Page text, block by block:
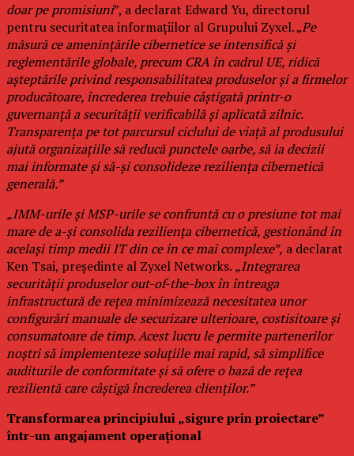
doar pe promisiuni”, a declarat Edward Yu, directorul
pentru securitatea informațiilor al Grupului Zyxel. „Pe
măsură ce amenințările cibernetice se intensifică și
reglementările globale, precum CRA în cadrul UE, ridică
așteptările privind responsabilitatea produselor și a firmelor
producătoare, încrederea trebuie câștigată printr-o
guvernanță a securității verificabilă și aplicată zilnic.
Transparența pe tot parcursul ciclului de viață al produsului
ajută organizațiile să reducă punctele oarbe, să ia decizii
mai informate și să-și consolideze reziliența cibernetică
generală.”
„IMM-urile și MSP-urile se confruntă cu o presiune tot mai
mare de a-și consolida reziliența cibernetică, gestionând în
același timp medii IT din ce în ce mai complexe”, a declarat
Ken Tsai, președinte al Zyxel Networks. „Integrarea
securității produselor out-of-the-box în întreaga
infrastructură de rețea minimizează necesitatea unor
configurări manuale de securizare ulterioare, costisitoare și
consumatoare de timp. Acest lucru le permite partenerilor
noștri să implementeze soluțiile mai rapid, să simplifice
auditurile de conformitate și să ofere o bază de rețea
rezilientă care câștigă încrederea clienților.”
Transformarea principiului „sigure prin proiectare”
într-un angajament operațional